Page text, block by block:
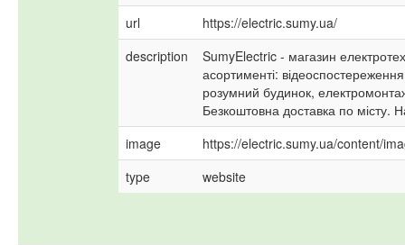
url
https://electric.sumy.ua/
description
SumyElectric - магазин
асортименті:
розумний будинок,
Безкоштовна доставка по місту.
image
https://electric.sumy.ua/content/
type
website